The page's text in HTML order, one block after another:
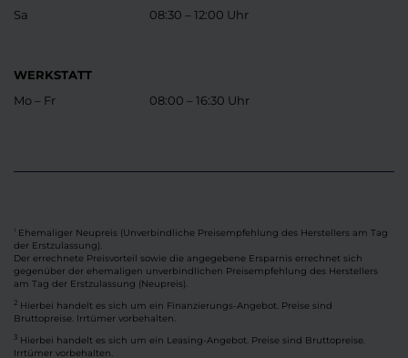
Sa
08:30 – 12:00 Uhr
WERKSTATT
Mo – Fr
08:00 – 16:30 Uhr
Ehemaliger Neupreis (Unverbindliche Preisempfehlung des Herstellers am Tag
der Erstzulassung).
Der errechnete Preisvorteil sowie die angegebene Ersparnis errechnet sich
gegenüber der ehemaligen unverbindlichen Preisempfehlung des Herstellers
am Tag der Erstzulassung (Neupreis).
2 Hierbei handelt es sich um ein Finanzierungs-Angebot. Preise sind
Bruttopreise. Irrtümer vorbehalten.
3 Hierbei handelt es sich um ein Leasing-Angebot. Preise sind Bruttopreise.
Irrtümer vorbehalten.